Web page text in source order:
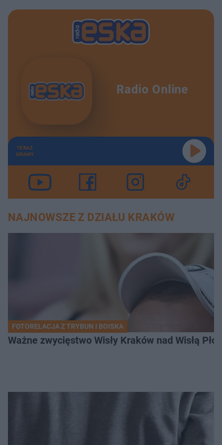
Radio Online
TERAZ
GRAMY
NAJNOWSZE Z DZIAŁU KRAKÓW
FOTORELACJA Z TRYBUN I BOISKA
Ważne zwycięstwo Wisły Kraków nad Wisłą